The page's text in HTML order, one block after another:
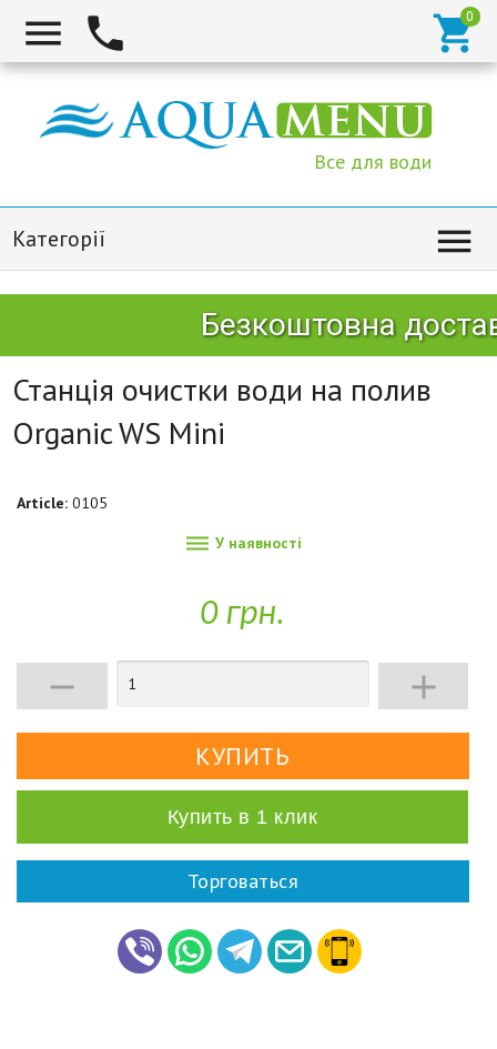
  
Все для води
Категорії 
Безкоштовна
Станція очистки води на полив
Organic WS Mini
Article: 0105
 У наявності
0 грн.
 
Купить в 1 клик
Торговаться